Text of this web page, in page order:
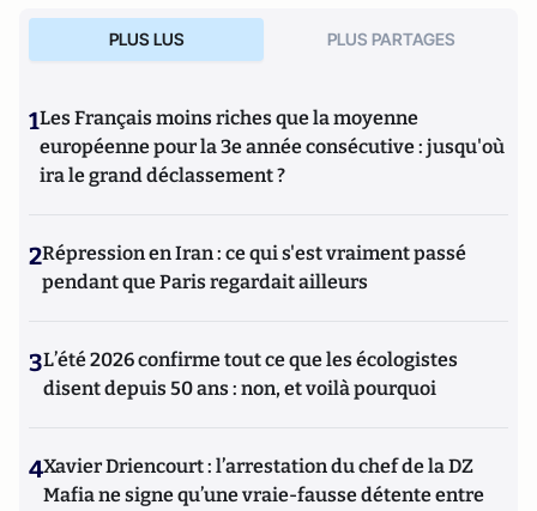
PLUS LUS PLUS PARTAGES
1Les Français moins riches que la moyenne
européenne pour la 3e année consécutive : jusqu'où
ira le grand déclassement ?
2Répression en Iran : ce qui s'est vraiment passé
pendant que Paris regardait ailleurs
3L’été 2026 confirme tout ce que les écologistes
disent depuis 50 ans : non, et voilà pourquoi
4Xavier Driencourt : l’arrestation du chef de la DZ
Mafia ne signe qu’une vraie-fausse détente entre